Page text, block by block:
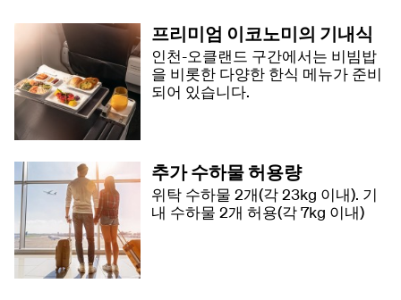
프리미엄 이코노미의 기내식
인천-오클랜드 구간에서는 비빔밥
을 비롯한 다양한 한식 메뉴가 준비
되어 있습니다.
추가 수하물 허용량
위탁 수하물 2개(각 23kg 이내). 기
내 수하물 2개 허용(각 7kg 이내)